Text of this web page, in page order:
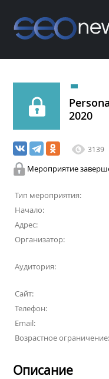
2020
3139
Мероприятие
Тип мероприятия:
Начало:
Адрес:
Организатор:
Аудитория:
Сайт:
Телефон:
Email:
Возрастное ограничение:
Описание